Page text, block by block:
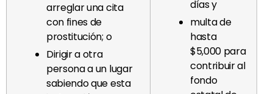
arreglar una cita
con fines de
prostitución; o
Dirigir a otra
persona a un lugar
sabiendo que esta
días y
multa de
hasta
$5,000 para
contribuir al
fondo